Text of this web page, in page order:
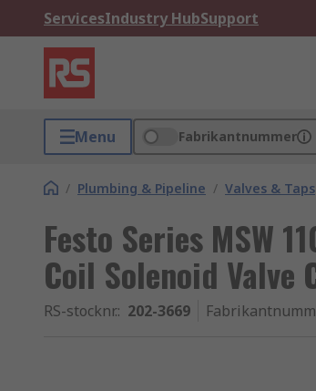
ServicesIndustry HubSupport
Menu Fabrikantnummer
/ Plumbing & Pipeline / Valves & Taps
Festo Series MSW
Coil Solenoid Valve
RS-stocknr.: 202-3669